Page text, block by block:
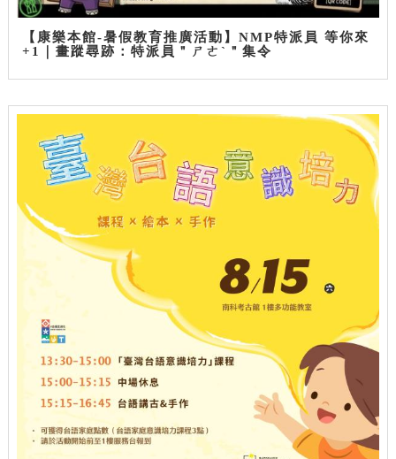
【康樂本館-暑假教育推廣活動】NMP特派員 等你來
+1｜畫蹤尋跡：特派員＂ㄕㄜˋ＂集令